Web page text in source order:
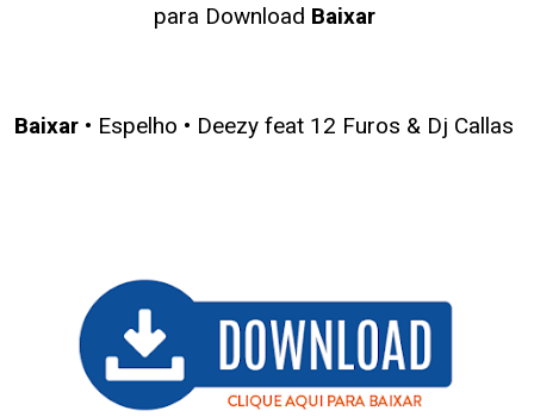
para Download Baixar
Baixar • Espelho • Deezy feat 12 Furos & Dj Callas